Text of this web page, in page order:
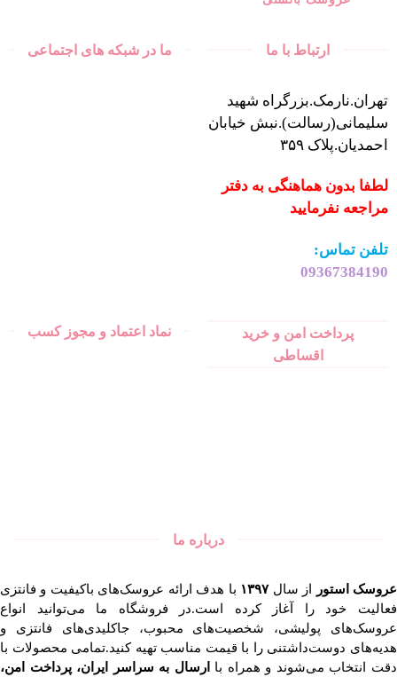
ارتباط با ما
تهران.نارمک.بزرگراه شهید
سلیمانی(رسالت).نبش خیابان
احمدیان.پلاک ۳۵۹
لطفا بدون هماهنگی به دفتر
مراجعه نفرمایید
تلفن تماس:
09367384190
ما در شبکه های اجتماعی
پرداخت امن و خرید
اقساطی
نماد اعتماد و مجوز کسب
درباره ما
عروسک استور از سال۱۳۹۷ با هدف ارائه عروسک‌های باکیفیت و فانتزی
فعالیت خود را آغاز کرده است.در فروشگاه ما می‌توانید انواع
عروسک‌های پولیشی، شخصیت‌های محبوب، جاکلیدی‌های فانتزی و
هدیه‌های دوست‌داشتنی را با قیمت مناسب تهیه کنید.تمامی محصولات با
دقت انتخاب می‌شوند و همراه با ارسال به سراسر ایران، پرداخت امن،